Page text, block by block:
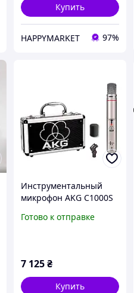
Купить
HAPPYMARKET 97%
Инструментальный
микрофон AKG C1000S
Готово к отправке
7 125₴
Купить